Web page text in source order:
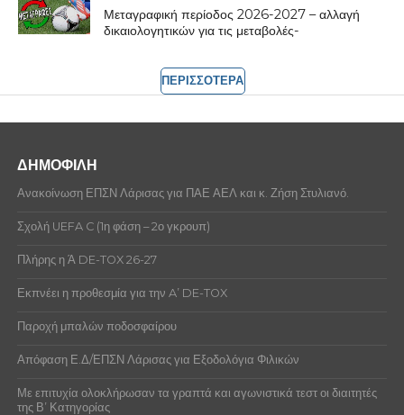
Μεταγραφική περίοδος 2026-2027 – αλλαγή
δικαιολογητικών για τις μεταβολές-
ΠΕΡΙΣΣΟΤΕΡΑ
ΔΗΜΟΦΙΛΗ
Ανακοίνωση ΕΠΣΝ Λάρισας για ΠΑΕ ΑΕΛ και κ. Ζήση Στυλιανό.
Σχολή UEFA C (1η φάση – 2ο γκρουπ)
Πλήρης η Ά DE-TOX 26-27
Εκπνέει η προθεσμία για την A’ DE-TOX
Παροχή μπαλών ποδοσφαίρου
Απόφαση Ε.Δ/ΕΠΣΝ Λάρισας για Εξοδολόγια Φιλικών
Με επιτυχία ολοκλήρωσαν τα γραπτά και αγωνιστικά τεστ οι διαιτητές
της Β’ Κατηγορίας